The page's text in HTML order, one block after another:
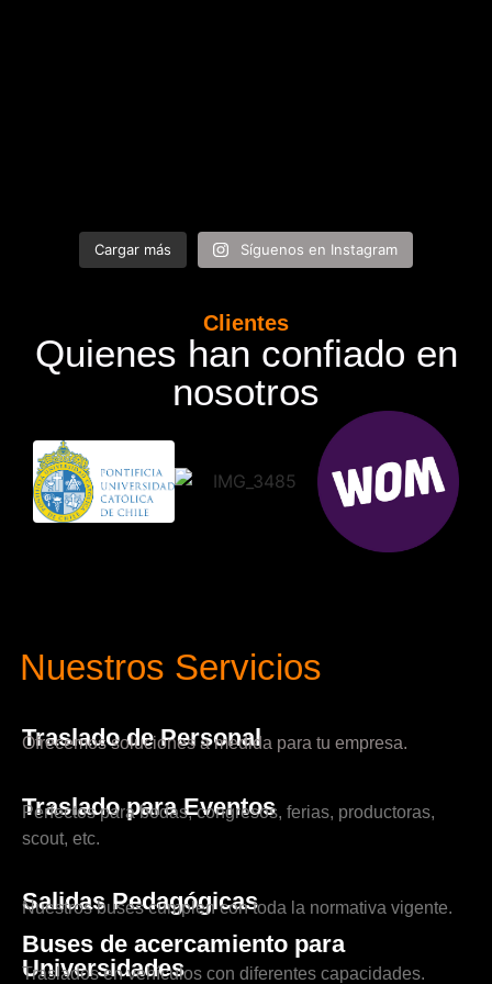
Cargar más Síguenos en Instagram
Clientes
Quienes han confiado en
nosotros
Nuestros Servicios
Traslado de Personal
Ofrecemos soluciones a medida para tu empresa.
Traslado para Eventos
Perfectos para bodas, congresos, ferias, productoras,
scout, etc.
Salidas Pedagógicas
Nuestros buses cumplen con toda la normativa vigente.
Buses de acercamiento para
Universidades
Traslados en vehículos con diferentes capacidades.